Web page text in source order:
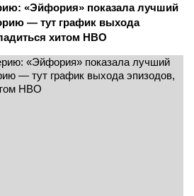
«Эйфория» показала лучший
— тут график выхода
хитом HBO